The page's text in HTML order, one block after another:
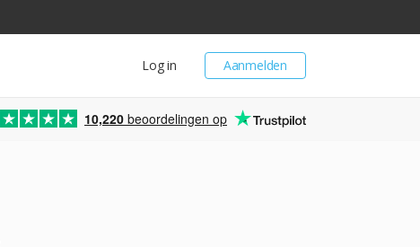
Aanmelden
Log in
10,220 beoordelingen op